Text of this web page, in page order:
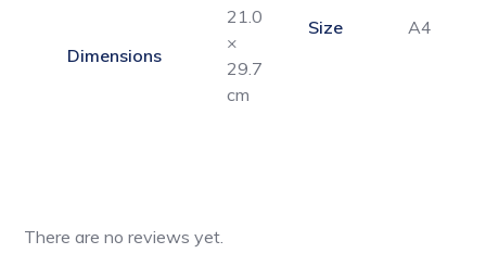
Dimensions
21.0
×
29.7
cm
Size A4
There are no reviews yet.